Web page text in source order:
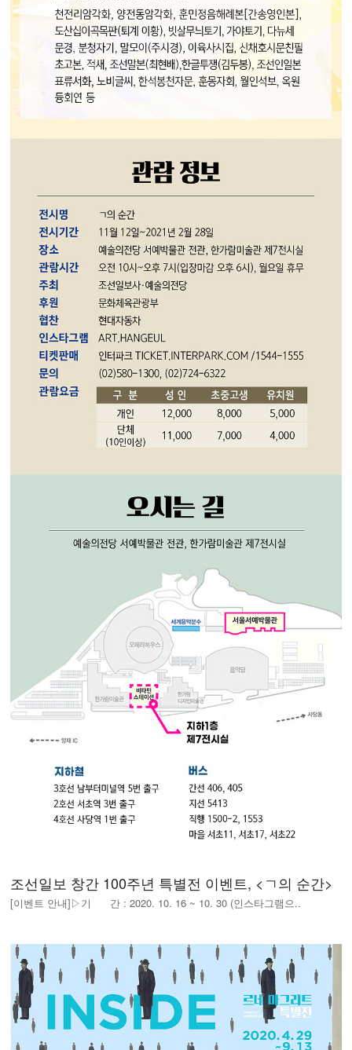
조선일보 창간 100주년 특별전 이벤트, <ㄱ의 순간>
[이벤트 안내]▷기 간 : 2020. 10. 16 ~ 10. 30 (인스타그램으..